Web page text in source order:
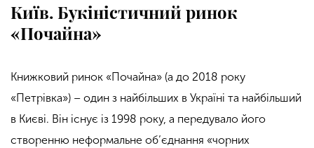
Київ. Букіністичний ринок
«Почайна»
Книжковий ринок «Почайна» (а до 2018 року
«Петрівка») – один з найбільших в Україні та найбільший
в Києві. Він існує із 1998 року, а передувало його
створенню неформальне об’єднання «чорних